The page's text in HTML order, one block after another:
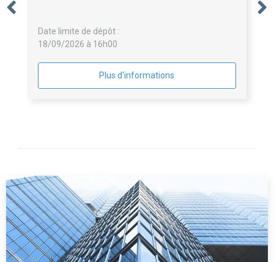
Date limite de dépôt :
18/09/2026 à 16h00
Plus d'informations